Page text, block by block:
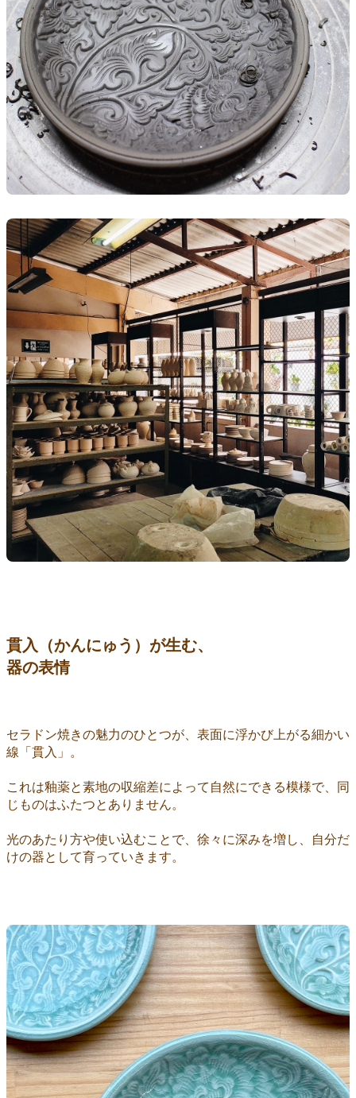
貫入（かんにゅう）が生む、
器の表情
セラドン焼きの魅力のひとつが、表面に浮かび上がる細かい
線「貫入」。
これは釉薬と素地の収縮差によって自然にできる模様で、同
じものはふたつとありません。
光のあたり方や使い込むことで、徐々に深みを増し、自分だ
けの器として育っていきます。